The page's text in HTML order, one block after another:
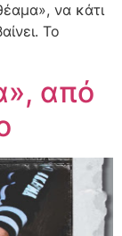
να κάτι
Το
από